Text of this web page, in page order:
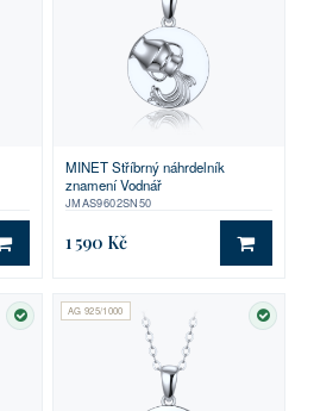
DO KOŠÍKU
MINET Stříbrný náhrdelník
znamení Vodnář
JMAS9602SN50
1 590 Kč DO
SKLADEM
AG 925/1000